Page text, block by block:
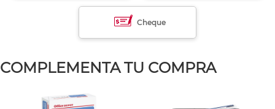
Cheque
COMPLEMENTA TU COMPRA